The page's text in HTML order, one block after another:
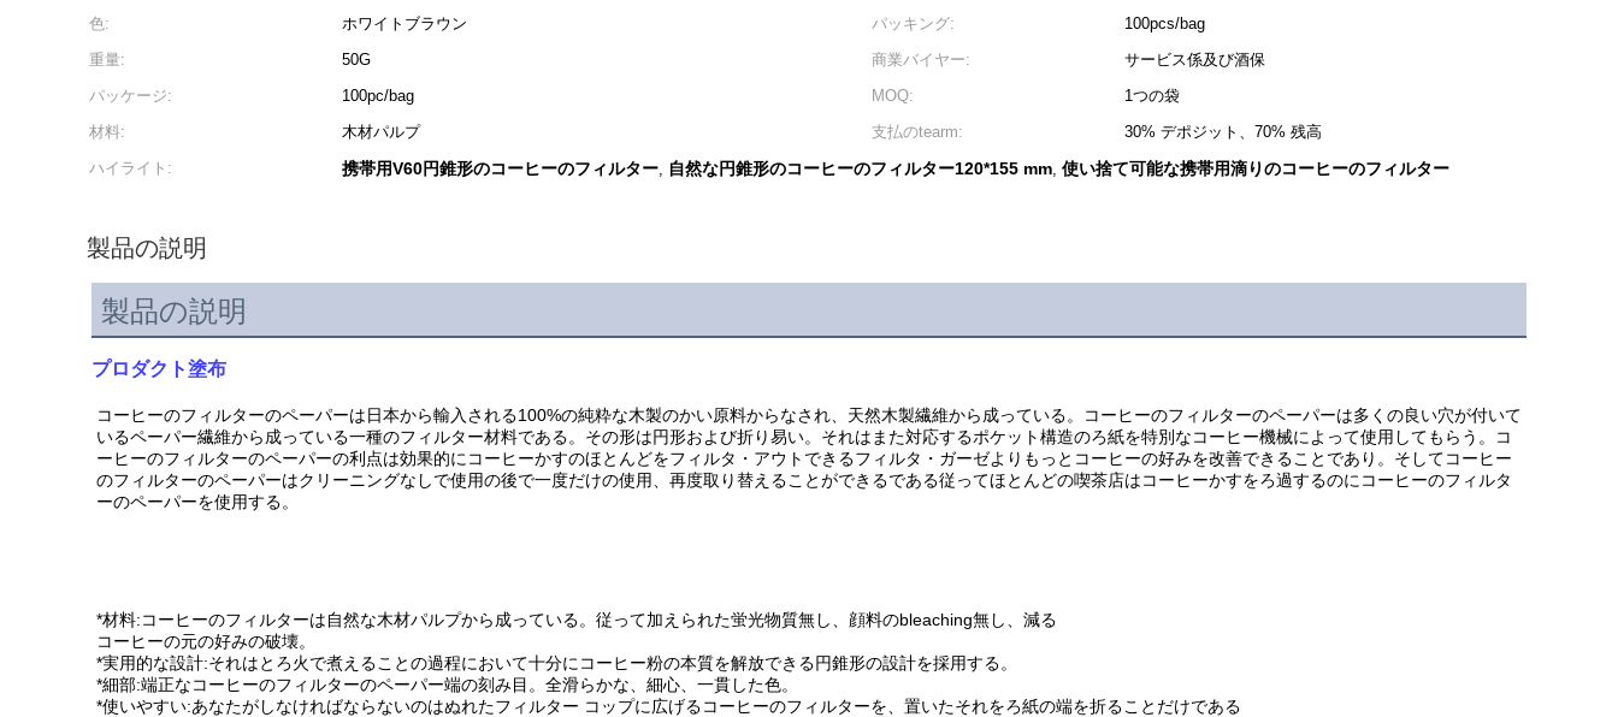
色:
ホワイトブラウン パッキング:
100pcs/bag
重量:
50G 商業バイヤー:
サービス係及び酒保
パッケージ:
100pc/bag MOQ:
1つの袋
材料:
木材パルプ 支払のtearm:
30% デポジット、70% 残高
ハイライト:
携帯用V60円錐形のコーヒーのフィルター, 自然な円錐形のコーヒーのフィルター120*155 mm, 使い捨て可能な携帯用滴りのコーヒーのフィルター
製品の説明
製品の説明
プロダクト塗布
コーヒーのフィルターのペーパーは日本から輸入される100%の純粋な木製のかい原料からなされ、天然木製繊維から成っている。コーヒーのフィルターのペーパーは多くの良い穴が付いて
いるペーパー繊維から成っている一種のフィルター材料である。その形は円形および折り易い。それはまた対応するポケット構造のろ紙を特別なコーヒー機械によって使用してもらう。コ
ーヒーのフィルターのペーパーの利点は効果的にコーヒーかすのほとんどをフィルタ・アウトできるフィルタ・ガーゼよりもっとコーヒーの好みを改善できることであり。そしてコーヒー
のフィルターのペーパーはクリーニングなしで使用の後で一度だけの使用、再度取り替えることができるである従ってほとんどの喫茶店はコーヒーかすをろ過するのにコーヒーのフィルタ
ーのペーパーを使用する。
*材料:コーヒーのフィルターは自然な木材パルプから成っている。従って加えられた蛍光物質無し、顔料のbleaching無し、減る
コーヒーの元の好みの破壊。
*実用的な設計:それはとろ火で煮えることの過程において十分にコーヒー粉の本質を解放できる円錐形の設計を採用する。
*細部:端正なコーヒーのフィルターのペーパー端の刻み目。全滑らかな、細心、一貫した色。
*使いやすい:あなたがしなければならないのはぬれたフィルター コップに広げるコーヒーのフィルターを、置いたそれをろ紙の端を折ることだけである